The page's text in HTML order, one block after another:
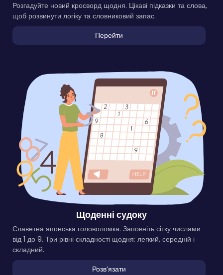
Розгадуйте новий кросворд щодня. Цікаві підказки та слова,
щоб розвинути логіку та словниковий запас.
Перейти
Щоденні судоку
Славетна японська головоломка. Заповніть сітку числами
від 1 до 9. Три рівні складності щодня: легкий, середній і
складний.
Розвʼязати